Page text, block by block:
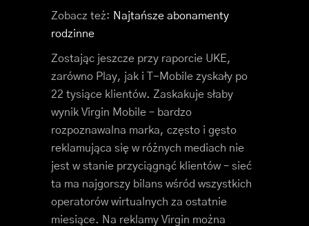
Zobacz też: Najtańsze abonamenty
rodzinne
Zostając jeszcze przy raporcie UKE,
zarówno Play, jak i T-Mobile zyskały po
22 tysiące klientów. Zaskakuje słaby
wynik Virgin Mobile – bardzo
rozpoznawalna marka, często i gęsto
reklamująca się w różnych mediach nie
jest w stanie przyciągnąć klientów – sieć
ta ma najgorszy bilans wśród wszystkich
operatorów wirtualnych za ostatnie
miesiące. Na reklamy Virgin można